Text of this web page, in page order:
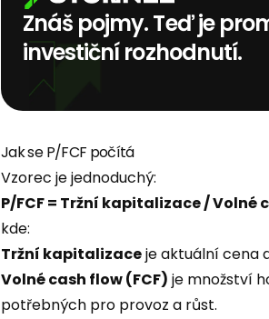
Znáš pojmy. Teď je
investiční rozhodnutí.
Jak se P/FCF počítá
Vzorec je jednoduchý:
P/FCF = Tržní kapitalizace / Volné
kde:
Tržní kapitalizaceje aktuální cena
Volné cash flow (FCF) je množství
potřebných pro provoz a růst.